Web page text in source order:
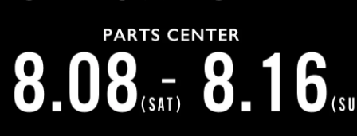
OUR CUSTOMERS
納車実績